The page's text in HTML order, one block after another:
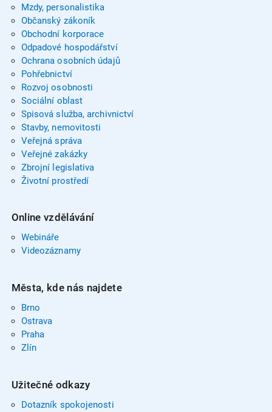
Mzdy, personalistika
Občanský zákoník
Obchodní korporace
Odpadové hospodářství
Ochrana osobních údajů
Pohřebnictví
Rozvoj osobnosti
Sociální oblast
Spisová služba, archivnictví
Stavby, nemovitosti
Veřejná správa
Veřejné zakázky
Zbrojní legislativa
Životní prostředí
Online vzdělávání
Webináře
Videozáznamy
Města, kde nás najdete
Brno
Ostrava
Praha
Zlín
Užitečné odkazy
Dotazník spokojenosti